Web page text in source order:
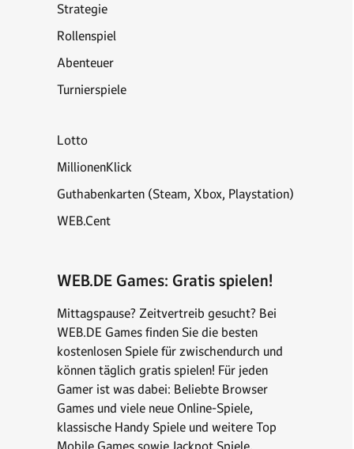
Strategie
Rollenspiel
Abenteuer
Turnierspiele
Lotto
MillionenKlick
Guthabenkarten (Steam, Xbox, Playstation)
WEB.Cent
WEB.DE Games: Gratis spielen!
Mittagspause? Zeitvertreib gesucht? Bei
WEB.DE Games finden Sie die besten
kostenlosen Spiele für zwischendurch und
können täglich gratis spielen! Für jeden
Gamer ist was dabei: Beliebte Browser
Games und viele neue Online-Spiele,
klassische Handy Spiele und weitere Top